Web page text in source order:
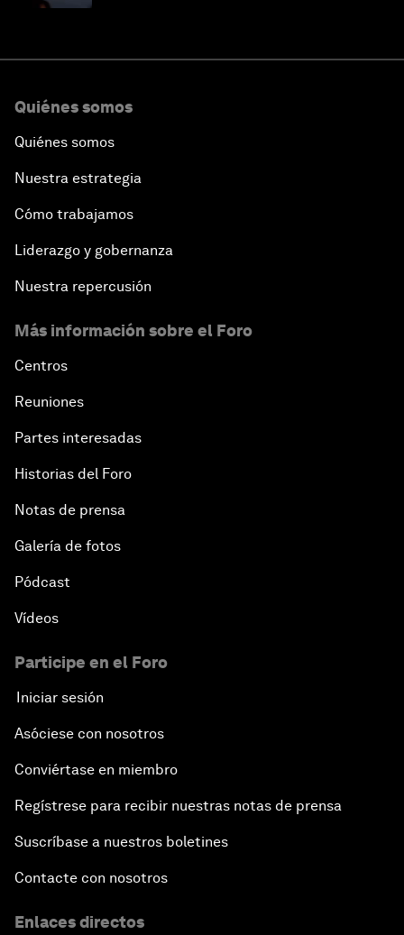
Quiénes somos
Quiénes somos
Nuestra estrategia
Cómo trabajamos
Liderazgo y gobernanza
Nuestra repercusión
Más información sobre el Foro
Centros
Reuniones
Partes interesadas
Historias del Foro
Notas de prensa
Galería de fotos
Pódcast
Vídeos
Participe en el Foro
Iniciar sesión
Asóciese con nosotros
Conviértase en miembro
Regístrese para recibir nuestras notas de prensa
Suscríbase a nuestros boletines
Contacte con nosotros
Enlaces directos